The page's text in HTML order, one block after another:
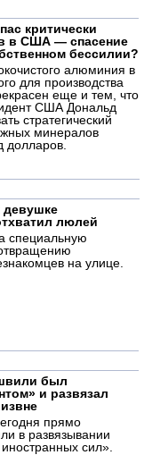
критически
в США — спасение
бессилии?
алюминия в
для производства
еще и тем, что
США Дональд
стратегический
минералов
долларов.
девушке
люлей
специальную
на улице.
был
и развязал
прямо
в развязывании
сил».